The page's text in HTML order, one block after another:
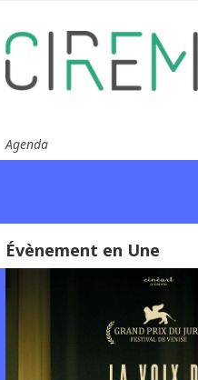
Agenda
Évènement en Une